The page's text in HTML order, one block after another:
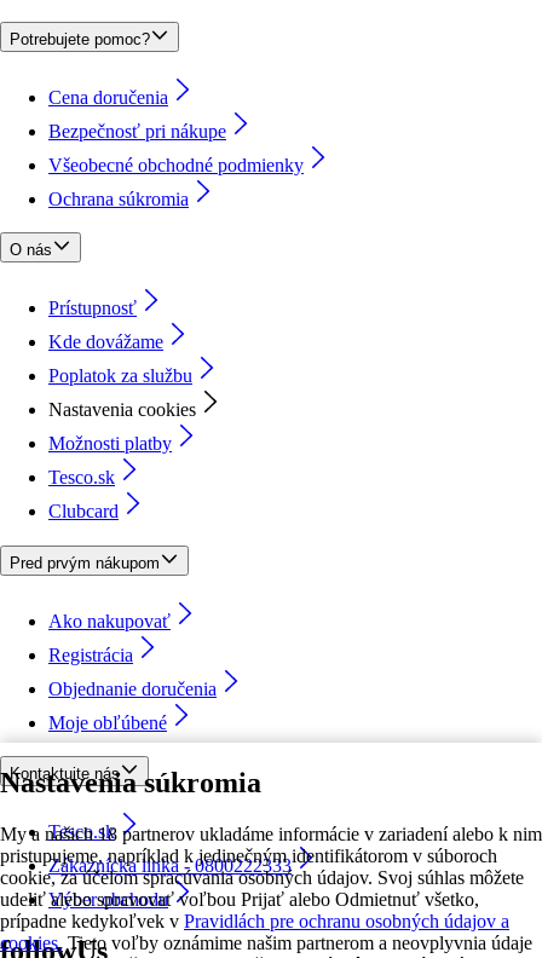
Nastavenia súkromia
My a našich 18 partnerov ukladáme informácie v zariadení alebo k nim
pristupujeme, napríklad k jedinečným identifikátorom v súboroch
cookie, za účelom spracúvania osobných údajov. Svoj súhlas môžete
udeliť alebo spravovať voľbou Prijať alebo Odmietnuť všetko,
prípadne kedykoľvek v Pravidlách pre ochranu osobných údajov a
cookies. Tieto voľby oznámime našim partnerom a neovplyvnia údaje
Potrebujete pomoc?
Cena doručenia
Bezpečnosť pri nákupe
Všeobecné obchodné podmienky
Ochrana súkromia
O nás
Prístupnosť
Kde dovážame
Poplatok za službu
Nastavenia cookies
Možnosti platby
Tesco.sk
Clubcard
Pred prvým nákupom
Ako nakupovať
Registrácia
Objednanie doručenia
Moje obľúbené
Kontaktujte nás
Tesco.sk
Zákaznícka linka - 0800222333
Výber obchodu
followUs